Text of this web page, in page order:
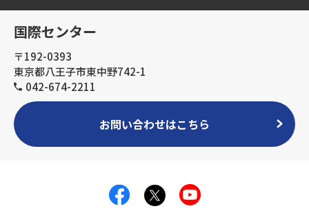
国際センター
〒192-0393
東京都八王子市東中野742-1
042-674-2211
お問い合わせはこちら